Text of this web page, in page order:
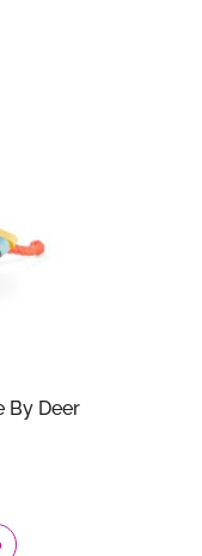
By Deer